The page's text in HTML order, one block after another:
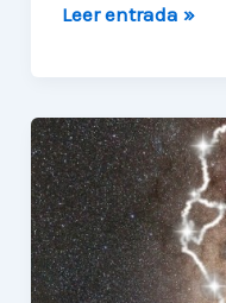
La
Astronomía
te
invita
a
reflexionar
sobre
Leer entrada »